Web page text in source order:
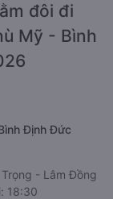
đôi đi
Mỹ - Bình
Định Đức
- Lâm Đồng
18:30